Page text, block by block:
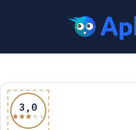
3,0